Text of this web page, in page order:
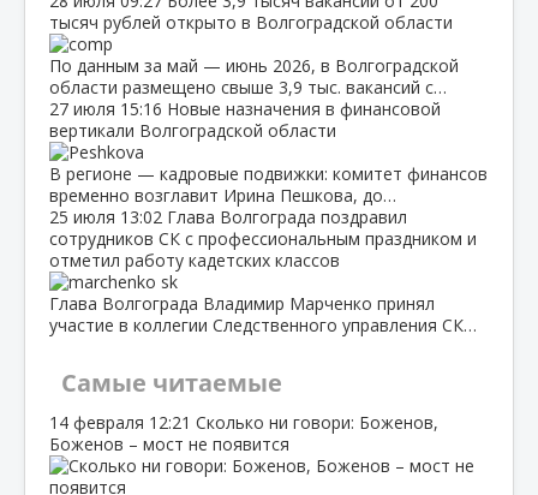
тысяч рублей открыто в Волгоградской области
По данным за май — июнь 2026, в Волгоградской
области размещено свыше 3,9 тыс. вакансий с…
27 июля 15:16 Новые назначения в финансовой
вертикали Волгоградской области
В регионе — кадровые подвижки: комитет финансов
временно возглавит Ирина Пешкова, до…
25 июля 13:02 Глава Волгограда поздравил
сотрудников СК с профессиональным праздником и
отметил работу кадетских классов
Глава Волгограда Владимир Марченко принял
участие в коллегии Следственного управления СК…
Самые читаемые
14 февраля 12:21 Сколько ни говори: Боженов,
Боженов – мост не появится